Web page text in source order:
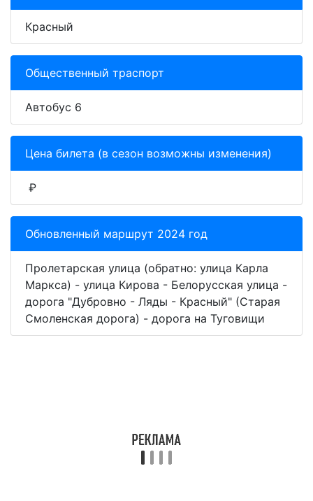
Красный
Общественный траспорт
Автобус 6
Цена билета (в сезон возможны изменения)
₽
Обновленный маршрут 2024 год
Пролетарская улица (обратно: улица Карла
Маркса) - улица Кирова - Белорусская улица -
дорога "Дубровно - Ляды - Красный" (Старая
Смоленская дорога) - дорога на Туговищи